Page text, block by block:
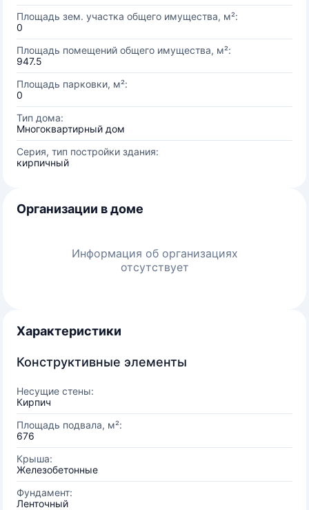
Площадь зем. участка общего имущества, м²:
0
Площадь помещений общего имущества, м²:
947.5
Площадь парковки, м²:
0
Тип дома:
Многоквартирный дом
Серия, тип постройки здания:
кирпичный
Организации в доме
Информация об организациях
отсутствует
Характеристики
Конструктивные элементы
Несущие стены:
Кирпич
Площадь подвала, м²:
676
Крыша:
Железобетонные
Фундамент:
Ленточный